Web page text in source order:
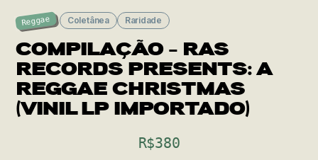
Reggae Coletânea Raridade
COMPILAÇÃO – RAS
RECORDS PRESENTS: A
REGGAE CHRISTMAS
(VINIL LP IMPORTADO)
R$380